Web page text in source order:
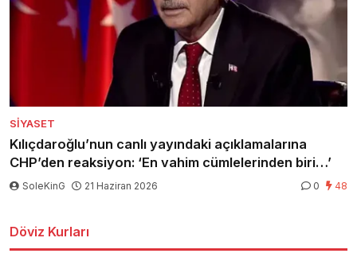
SIYASET
Kılıçdaroğlu’nun canlı yayındaki açıklamalarına
CHP’den reaksiyon: ‘En vahim cümlelerinden biri…’
SoleKinG 21 Haziran 2026 0 48
Döviz Kurları